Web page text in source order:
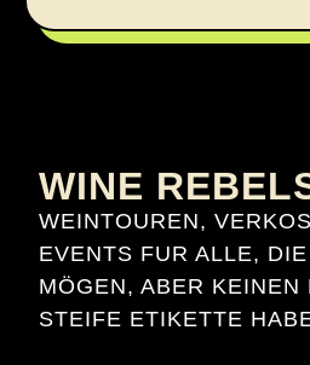
WINE
WEINTOUREN,
EVENTS FUR ALLE,
MÖGEN, ABER KEINEN
STEIFE ETIKETTE